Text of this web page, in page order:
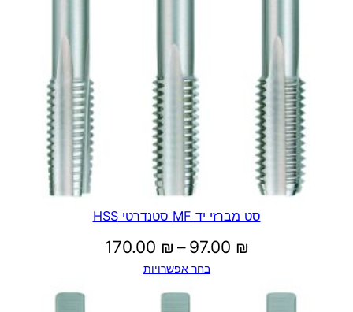
סט מברזי יד MF סטנדרטי HSS
97.00 ₪
–
170.00 ₪
בחר אפשרויות